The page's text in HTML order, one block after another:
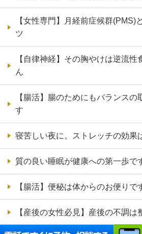
【女性専門】月経前症候群(PMS)
ツ
【自律神経】その胸やけは逆流
ん
【腸活】腸のためにもバランス
す
寝苦しい夜に。ストレッチの効果
質の良い睡眠が健康への第一歩で
【腸活】便秘は体からのお便りで
【産後の女性必見】産後の不調は